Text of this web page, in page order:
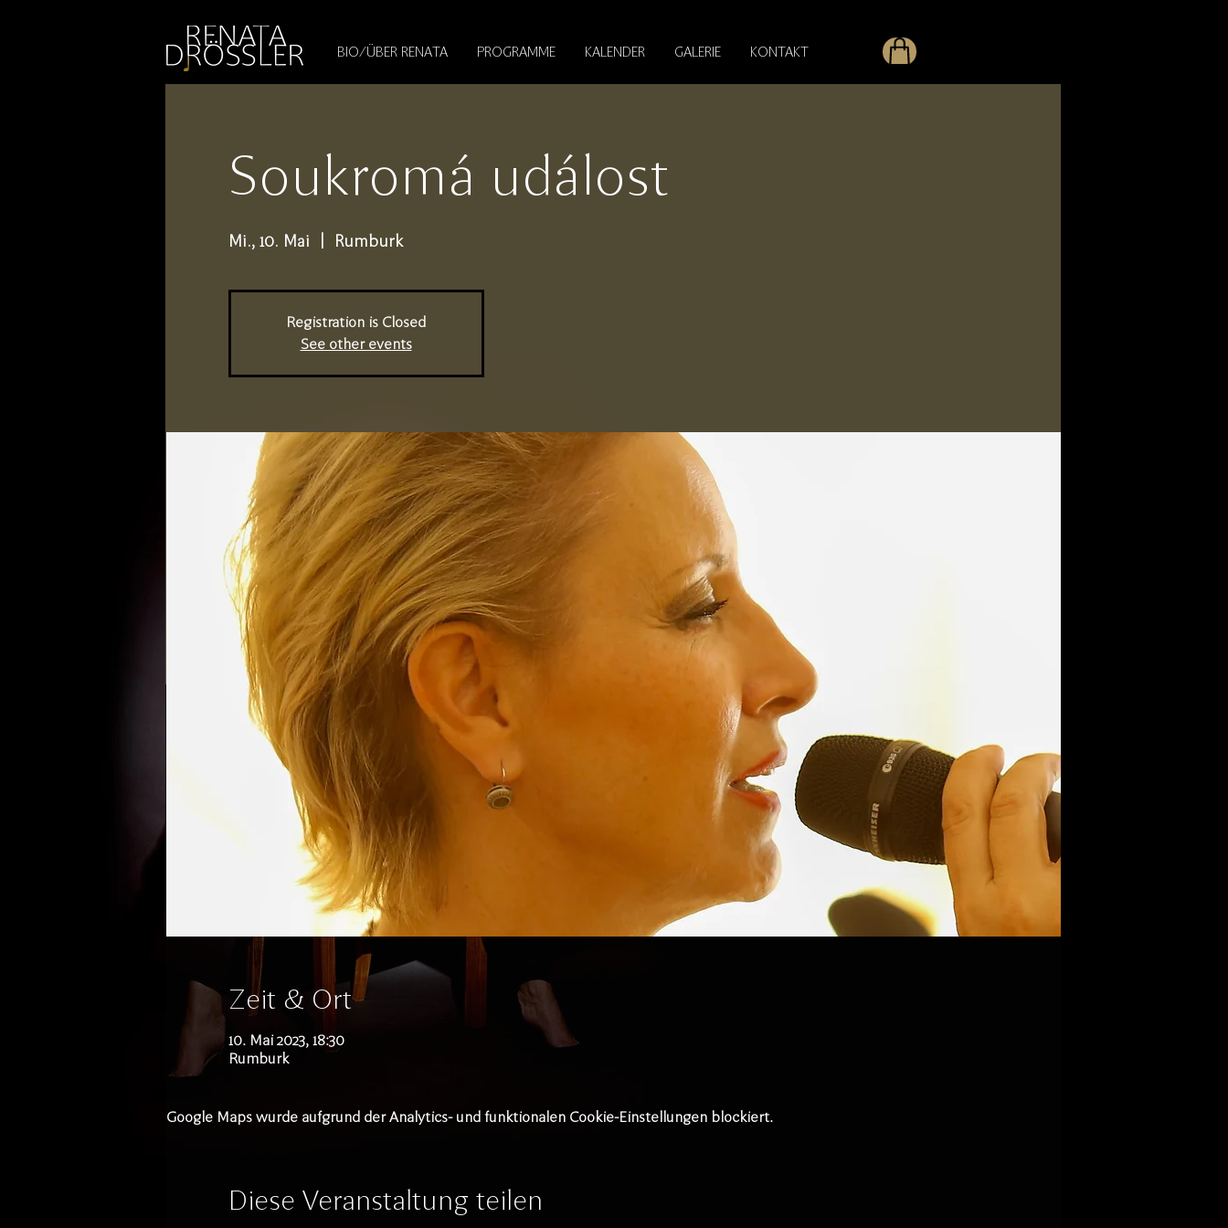
BIO/ÜBER RENATA PROGRAMME KALENDER GALERIE KONTAKT
Soukromá událost
Mi., 10. Mai Rumburk
Registration is Closed
See other events
Zeit & Ort
10. Mai 2023, 18:30
Rumburk
Google Maps wurde aufgrund der Analytics- und funktionalen Cookie-Einstellungen blockiert.
Diese Veranstaltung teilen